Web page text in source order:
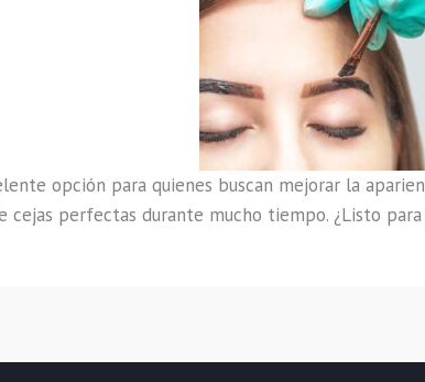
opción para quienes buscan mejorar la
cejas perfectas durante mucho tiempo. ¿Listo